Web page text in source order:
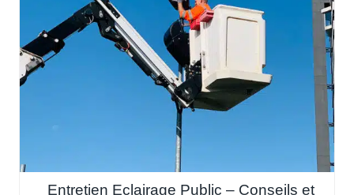
Entretien Eclairage Public – Conseils et